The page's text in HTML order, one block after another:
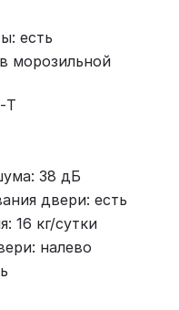
есть
морозильной
38 дБ
двери: есть
16 кг/сутки
налево